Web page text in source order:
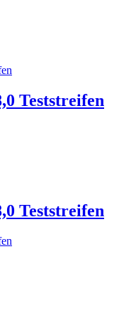
Teststreifen
Teststreifen